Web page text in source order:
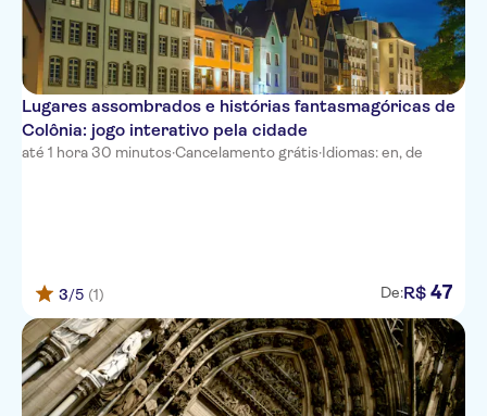
Lugares assombrados e histórias fantasmagóricas de
Colônia: jogo interativo pela cidade
até 1 hora 30 minutos·Cancelamento grátis·Idiomas: en, de
3/5 (1) De:R$ 47